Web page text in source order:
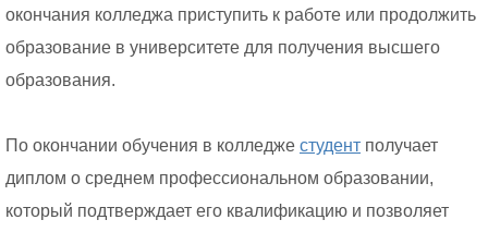
окончания колледжа приступить к работе или продолжить
образование в университете для получения высшего
образования.
По окончании обучения в колледже студент получает
диплом о среднем профессиональном образовании,
который подтверждает его квалификацию и позволяет